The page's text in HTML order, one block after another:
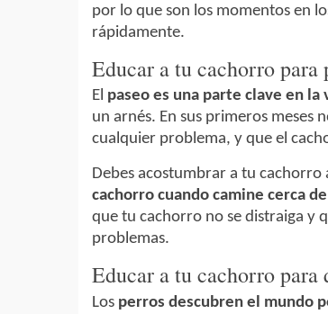
por lo que son los momentos en
rápidamente.
Educar a tu cachorro para
El paseo es una parte clave en la
un arnés. En sus primeros meses
cualquier problema, y que el
Debes acostumbrar a tu cachorro
cachorro cuando camine cerca
que tu cachorro no se distraiga y
problemas.
Educar a tu cachorro para
Los perros descubren el mundo